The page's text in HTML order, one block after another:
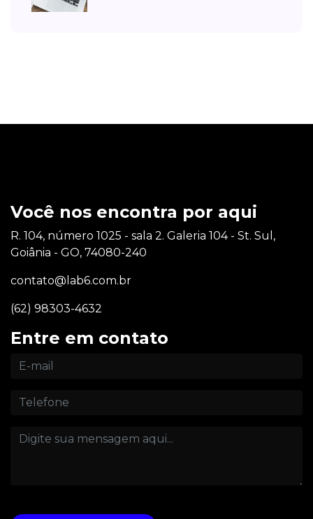
Você nos encontra por aqui
R. 104, número 1025 - sala 2. Galeria 104 - St. Sul,
Goiânia - GO, 74080-240
contato@lab6.com.br
(62) 98303-4632
Entre em contato